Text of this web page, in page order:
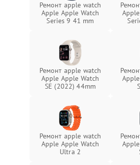
Ремонт apple watch
Apple Apple Watch
Series 9 41 mm
Ремонт apple watch
Apple Apple Watch
SE (2022) 44mm
Ремонт apple watch
Apple Apple Watch
Ultra 2